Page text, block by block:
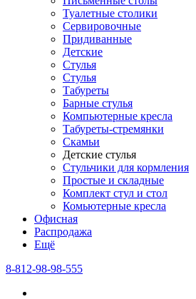
Туалетные столики
Сервировочные
Придиванные
Детские
Стулья
Стулья
Табуреты
Барные стулья
Компьютерные кресла
Табуреты-стремянки
Скамьи
Детские стулья
Стульчики для кормления
Простые и складные
Комплект стул и стол
Комьютерные кресла
Офисная
Распродажа
Eщё
8-812-98-98-555